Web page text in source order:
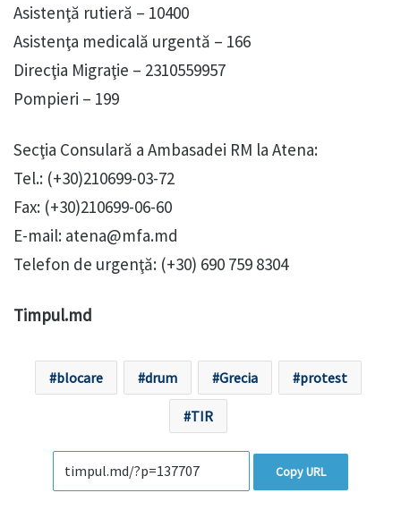
Asistenţă rutieră – 10400
Asistenţa medicală urgentă – 166
Direcţia Migraţie – 2310559957
Pompieri – 199
Secţia Consulară a Ambasadei RM la Atena:
Tel.: (+30)210699-03-72
Fax: (+30)210699-06-60
E-mail: atena@mfa.md
Telefon de urgenţă: (+30) 690 759 8304
Timpul.md
blocare drum Grecia protest
TIR
Copy URL